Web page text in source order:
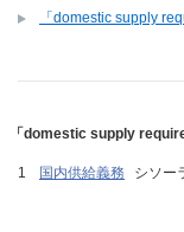
「domestic supply
「domestic supply
国内供給義務 シソー